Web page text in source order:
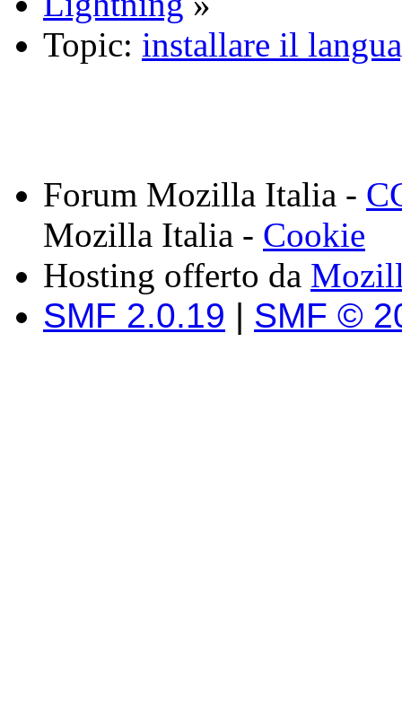
Topic: installare il
Forum Mozilla Italia -
Mozilla Italia - Cookie
Hosting offerto da
SMF 2.0.19 | SMF ©